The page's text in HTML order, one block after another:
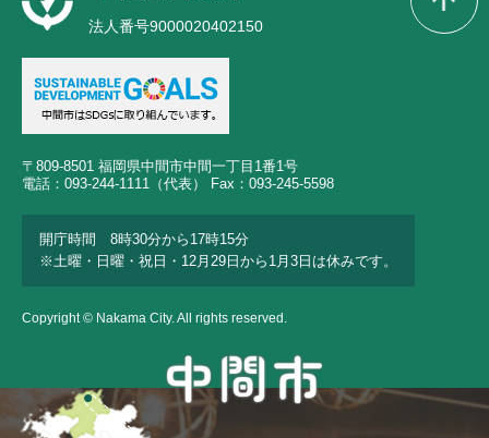
法人番号9000020402150
〒809-8501 福岡県中間市中間一丁目1番1号
電話：093-244-1111（代表） Fax：093-245-5598
開庁時間 8時30分から17時15分
※土曜・日曜・祝日・12月29日から1月3日は休みです。
Copyright © Nakama City. All rights reserved.